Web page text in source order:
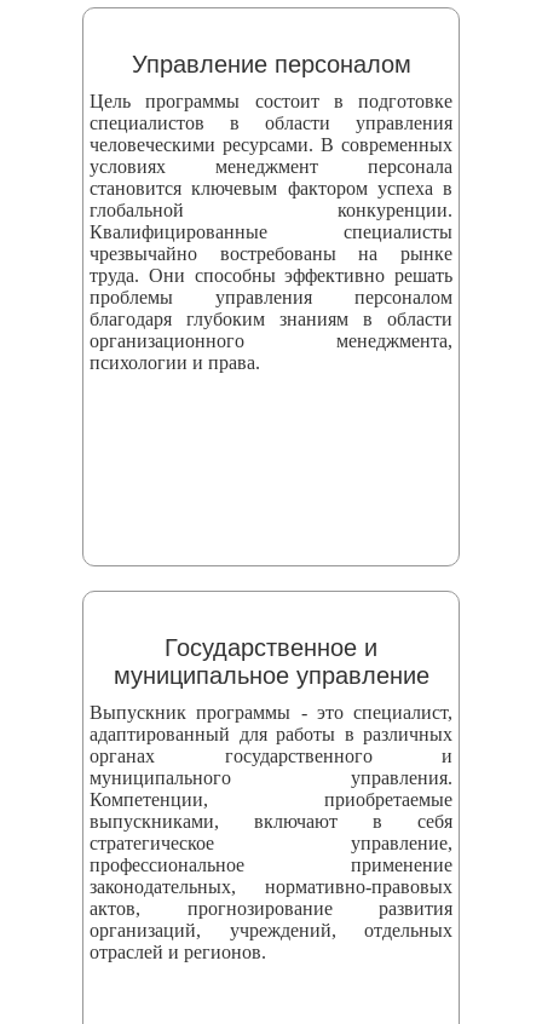
Управление персоналом
Цель программы состоит в подготовке
специалистов в области управления
человеческими ресурсами. В современных
условиях менеджмент персонала
становится ключевым фактором успеха в
глобальной конкуренции.
Квалифицированные специалисты
чрезвычайно востребованы на рынке
труда. Они способны эффективно решать
проблемы управления персоналом
благодаря глубоким знаниям в области
организационного менеджмента,
психологии и права.
Государственное и
муниципальное управление
Выпускник программы - это специалист,
адаптированный для работы в различных
органах государственного и
муниципального управления.
Компетенции, приобретаемые
выпускниками, включают в себя
стратегическое управление,
профессиональное применение
законодательных, нормативно-правовых
актов, прогнозирование развития
организаций, учреждений, отдельных
отраслей и регионов.